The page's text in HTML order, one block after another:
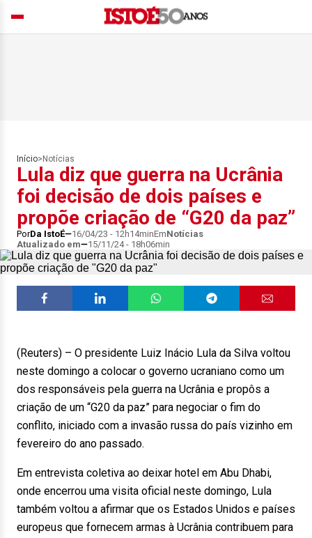
Início> Notícias
Lula diz que guerra na Ucrânia
foi decisão de dois países e
propõe criação de “G20 da paz”
PorDa IstoÉ 16/04/23 - 12h14minEmNotícias
Atualizado em
15/11/24 - 18h06min
(Reuters) – O presidente Luiz Inácio Lula da Silva voltou
neste domingo a colocar o governo ucraniano como um
dos responsáveis pela guerra na Ucrânia e propôs a
criação de um “G20 da paz” para negociar o fim do
conflito, iniciado com a invasão russa do país vizinho em
fevereiro do ano passado.
Em entrevista coletiva ao deixar hotel em Abu Dhabi,
onde encerrou uma visita oficial neste domingo, Lula
também voltou a afirmar que os Estados Unidos e países
europeus que fornecem armas à Ucrânia contribuem para